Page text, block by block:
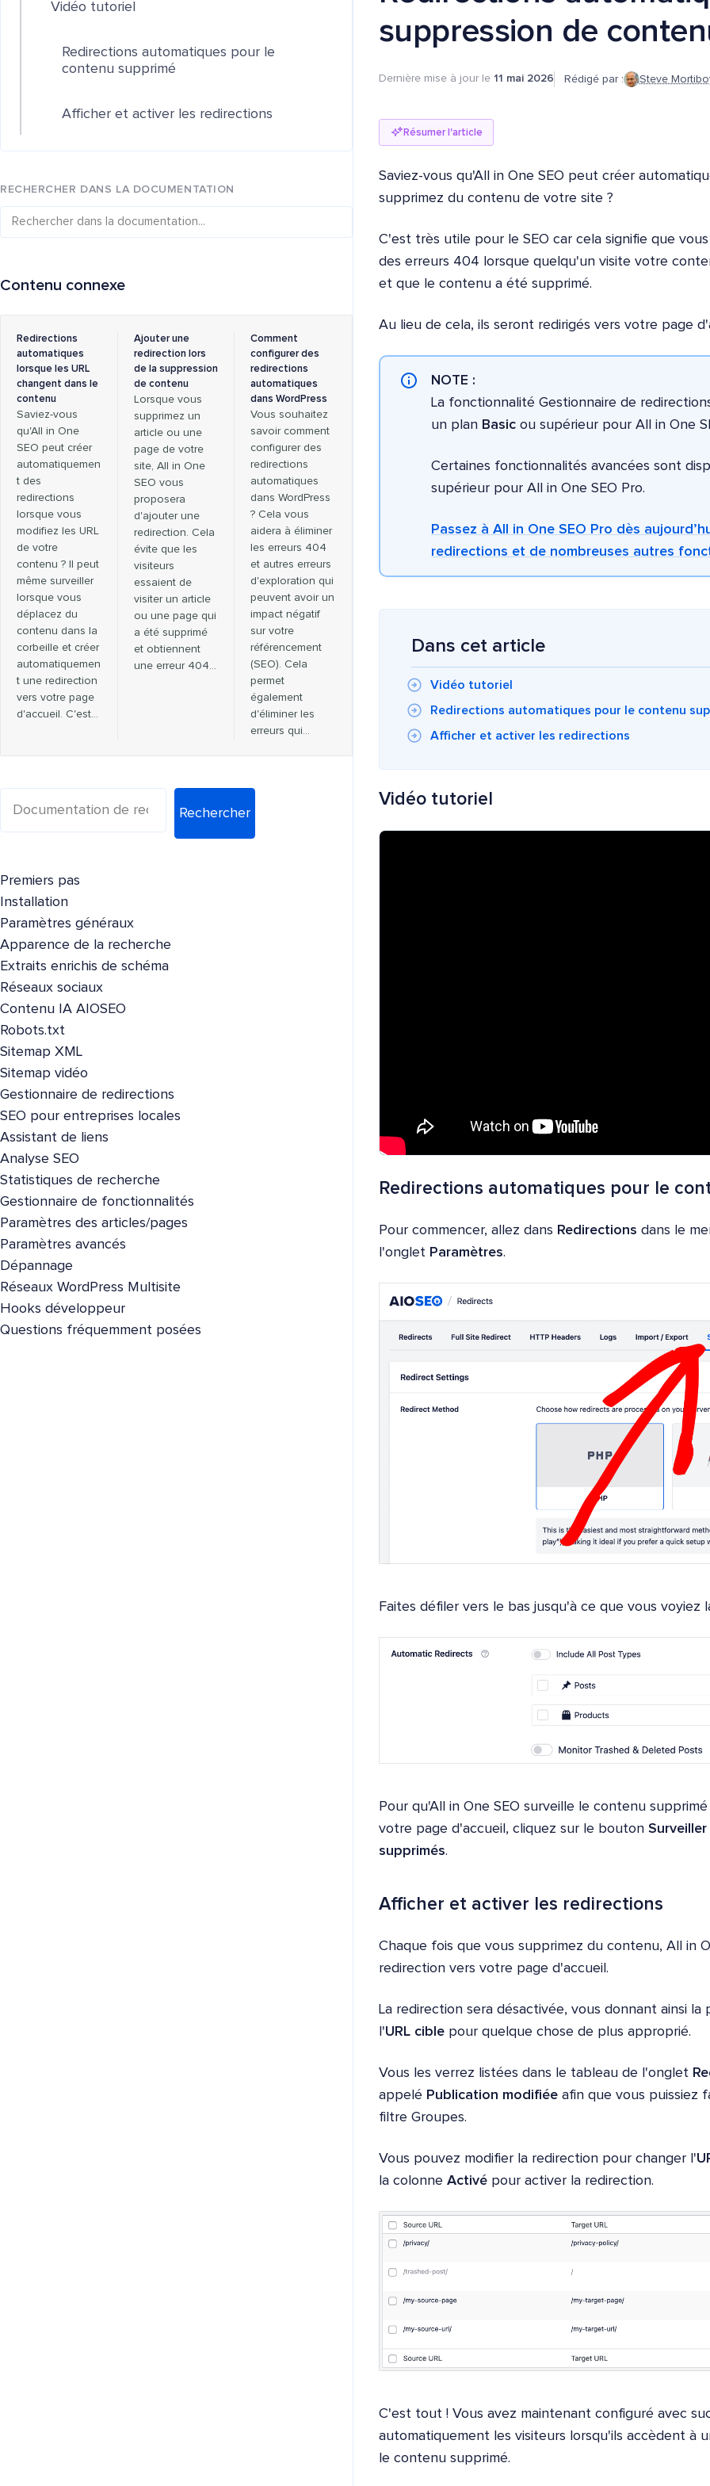
suppression de
Dernière mise à jour le 11 mai 2026 Rédigé par : Steve
Résumer l'article
Saviez-vous qu'All in One SEO peut créer
supprimez du contenu de votre site ?
C'est très utile pour le SEO car cela signifie que
des erreurs 404 lorsque quelqu'un visite votre
et que le contenu a été supprimé.
Au lieu de cela, ils seront redirigés vers votre page
NOTE :
La fonctionnalité Gestionnaire de
un plan Basic ou supérieur pour All in One
Certaines fonctionnalités avancées sont
supérieur pour All in One SEO Pro.
Passez à All in One SEO Pro dès
redirections et de nombreuses autres
Dans cet article
Vidéo tutoriel
Redirections automatiques pour le contenu
Afficher et activer les redirections
Vidéo tutoriel
Redirections automatiques pour le
Pour commencer, allez dans Redirections dans le
l'onglet Paramètres.
Faites défiler vers le bas jusqu'à ce que vous voyiez
Pour qu'All in One SEO surveille le contenu
votre page d'accueil, cliquez sur le bouton
supprimés.
Afficher et activer les redirections
Chaque fois que vous supprimez du contenu, All in
redirection vers votre page d'accueil.
La redirection sera désactivée, vous donnant ainsi
l'URL cible pour quelque chose de plus approprié.
Vous les verrez listées dans le tableau de l'onglet
appelé Publication modifiée afin que vous puissiez
filtre Groupes.
Vous pouvez modifier la redirection pour changer l'
la colonne Activé pour activer la redirection.
C'est tout ! Vous avez maintenant configuré avec
automatiquement les visiteurs lorsqu'ils accèdent à
le contenu supprimé.
Vidéo tutoriel
Redirections automatiques pour le
contenu supprimé
Afficher et activer les redirections
RECHERCHER DANS LA DOCUMENTATION
Contenu connexe
Redirections
automatiques
lorsque les URL
changent dans le
contenu
Saviez-vous
qu'All in One
SEO peut créer
automatiquemen
t des
redirections
lorsque vous
modifiez les URL
de votre
contenu ? Il peut
même surveiller
lorsque vous
déplacez du
contenu dans la
corbeille et créer
automatiquemen
t une redirection
vers votre page
d'accueil. C'est…
Ajouter une
redirection lors
de la suppression
de contenu
Lorsque vous
supprimez un
article ou une
page de votre
site, All in One
SEO vous
proposera
d'ajouter une
redirection. Cela
évite que les
visiteurs
essaient de
visiter un article
ou une page qui
a été supprimé
et obtiennent
une erreur 404…
Comment
configurer des
redirections
automatiques
dans WordPress
Vous souhaitez
savoir comment
configurer des
redirections
automatiques
dans WordPress
? Cela vous
aidera à éliminer
les erreurs 404
et autres erreurs
d'exploration qui
peuvent avoir un
impact négatif
sur votre
référencement
(SEO). Cela
permet
également
d'éliminer les
erreurs qui…
Rechercher
Premiers pas
Installation
Paramètres généraux
Apparence de la recherche
Extraits enrichis de schéma
Réseaux sociaux
Contenu IA AIOSEO
Robots.txt
Sitemap XML
Sitemap vidéo
Gestionnaire de redirections
SEO pour entreprises locales
Assistant de liens
Analyse SEO
Statistiques de recherche
Gestionnaire de fonctionnalités
Paramètres des articles/pages
Paramètres avancés
Dépannage
Réseaux WordPress Multisite
Hooks développeur
Questions fréquemment posées